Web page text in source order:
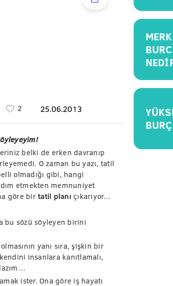
25.06.2013
belki de erken davranıp
O zaman bu yazı, tatil
olmadığı gibi, hangi
etmekten memnuniyet
göre bir tatil planı çıkarıyor…
bu sözü söyleyen birini
yanı sıra, şişkin bir
insanlara kanıtlamalı,
ister. Ona göre iş hayatı
BURÇ